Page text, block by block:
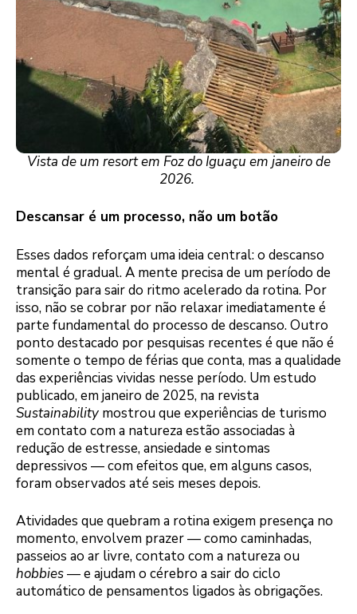
Vista de um resort em Foz do Iguaçu em janeiro de
2026.
Descansar é um processo, não um botão
Esses dados reforçam uma ideia central: o descanso
mental é gradual. A mente precisa de um período de
transição para sair do ritmo acelerado da rotina. Por
isso, não se cobrar por não relaxar imediatamente é
parte fundamental do processo de descanso. Outro
ponto destacado por pesquisas recentes é que não é
somente o tempo de férias que conta, mas a qualidade
das experiências vividas nesse período. Um estudo
publicado, em janeiro de 2025, na revista
Sustainability mostrou que experiências de turismo
em contato com a natureza estão associadas à
redução de estresse, ansiedade e sintomas
depressivos — com efeitos que, em alguns casos,
foram observados até seis meses depois.
Atividades que quebram a rotina exigem presença no
momento, envolvem prazer — como caminhadas,
passeios ao ar livre, contato com a natureza ou
hobbies— e ajudam o cérebro a sair do ciclo
automático de pensamentos ligados às obrigações.